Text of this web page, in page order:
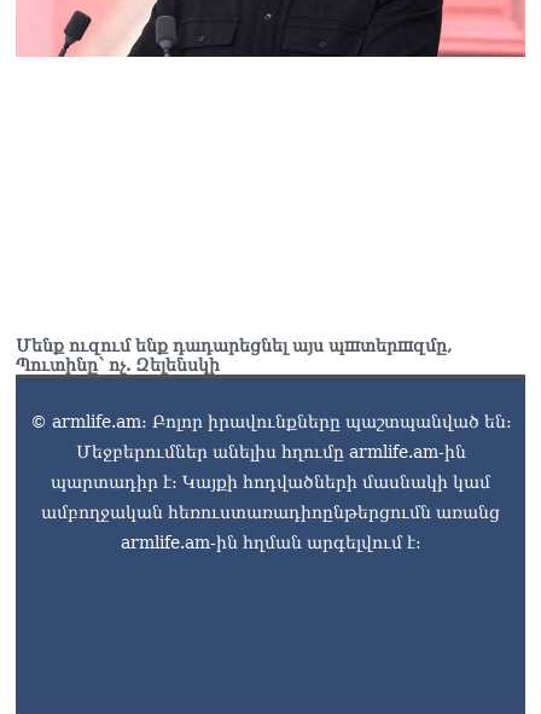
Մենք ուզում ենք դադարեցնել այս պшտերшզմը,
Պուտինը՝ ոչ. Զելենսկի
© armlife.am: Բոլոր իրավունքները պաշտպանված են:
Մեջբերումներ անելիս հղումը armlife.am-ին
պարտադիր է: Կայքի հոդվածների մասնակի կամ
ամբողջական հեռուստառադիոընթերցումն առանց
armlife.am-ին հղման արգելվում է: